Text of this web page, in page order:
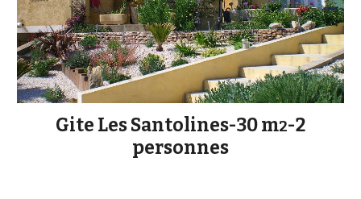
Gite Les Santolines-30 m2-2
personnes